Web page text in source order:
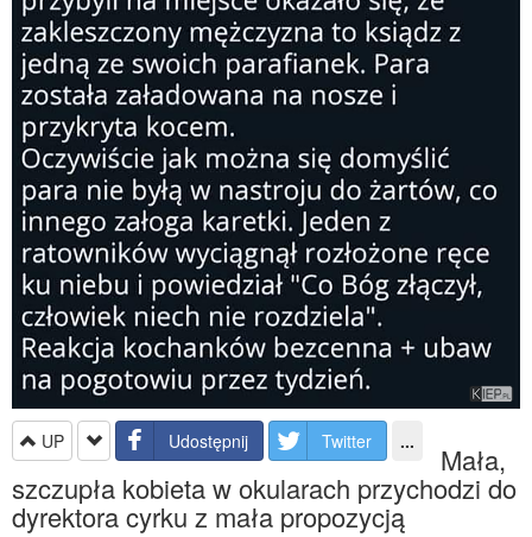
UP Udostępnij Twitter ... Mała,
szczupła kobieta w okularach przychodzi do
dyrektora cyrku z mała propozycją